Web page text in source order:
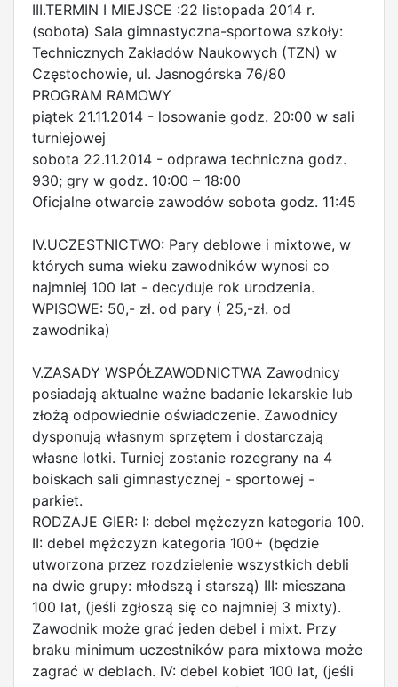
III.TERMIN I MIEJSCE :22 listopada 2014 r.
(sobota) Sala gimnastyczna-sportowa szkoły:
Technicznych Zakładów Naukowych (TZN) w
Częstochowie, ul. Jasnogórska 76/80
PROGRAM RAMOWY
piątek 21.11.2014 - losowanie godz. 20:00 w sali
turniejowej
sobota 22.11.2014 - odprawa techniczna godz.
930; gry w godz. 10:00 – 18:00
Oficjalne otwarcie zawodów sobota godz. 11:45
IV.UCZESTNICTWO: Pary deblowe i mixtowe, w
których suma wieku zawodników wynosi co
najmniej 100 lat - decyduje rok urodzenia.
WPISOWE: 50,- zł. od pary ( 25,-zł. od
zawodnika)
V.ZASADY WSPÓŁZAWODNICTWA Zawodnicy
posiadają aktualne ważne badanie lekarskie lub
złożą odpowiednie oświadczenie. Zawodnicy
dysponują własnym sprzętem i dostarczają
własne lotki. Turniej zostanie rozegrany na 4
boiskach sali gimnastycznej - sportowej -
parkiet.
RODZAJE GIER: I: debel mężczyzn kategoria 100.
II: debel mężczyzn kategoria 100+ (będzie
utworzona przez rozdzielenie wszystkich debli
na dwie grupy: młodszą i starszą) III: mieszana
100 lat, (jeśli zgłoszą się co najmniej 3 mixty).
Zawodnik może grać jeden debel i mixt. Przy
braku minimum uczestników para mixtowa może
zagrać w deblach. IV: debel kobiet 100 lat, (jeśli